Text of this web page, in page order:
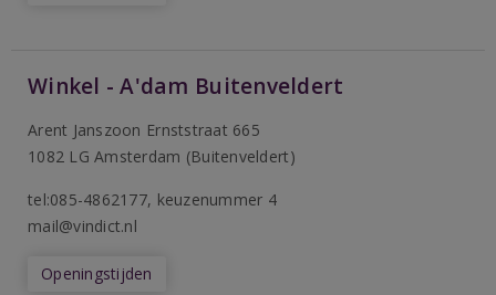
Winkel - A'dam Buitenveldert
Arent Janszoon Ernststraat 665
1082 LG Amsterdam (Buitenveldert)
tel:085-4862177, keuzenummer 4
mail@vindict.nl
Openingstijden